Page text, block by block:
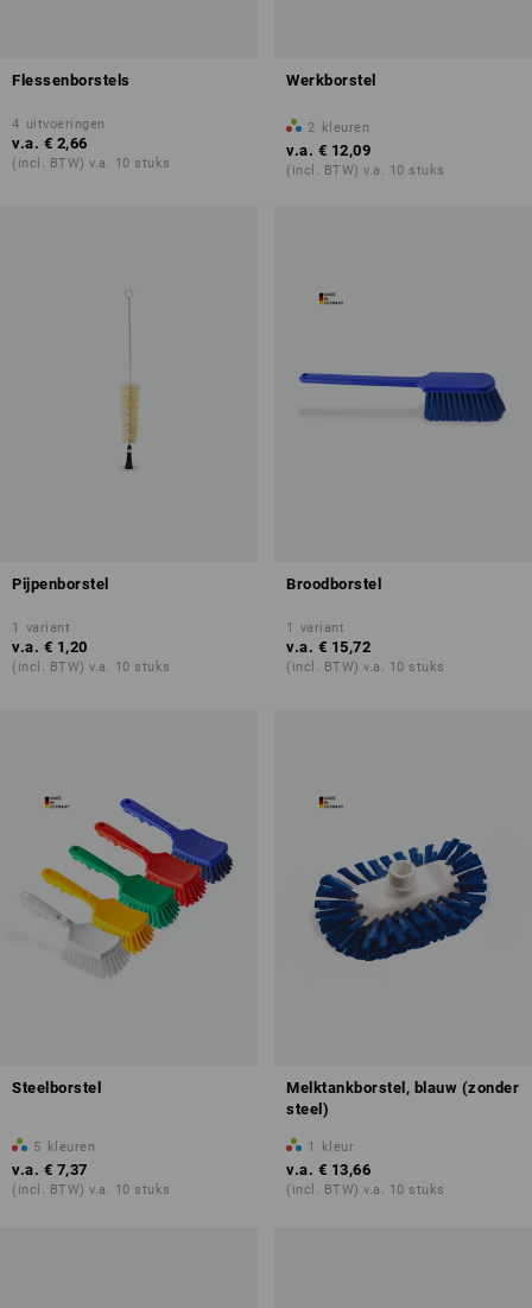
Flessenborstels
4 uitvoeringen
v.a. € 2,66
(incl. BTW) v.a. 10 stuks
Werkborstel
2 kleuren
v.a. € 12,09
(incl. BTW) v.a. 10 stuks
Pijpenborstel
1 variant
v.a. € 1,20
(incl. BTW) v.a. 10 stuks
Broodborstel
1 variant
v.a. € 15,72
(incl. BTW) v.a. 10 stuks
Steelborstel
5 kleuren
v.a. € 7,37
(incl. BTW) v.a. 10 stuks
Melktankborstel, blauw (zonder
steel)
1 kleur
v.a. € 13,66
(incl. BTW) v.a. 10 stuks